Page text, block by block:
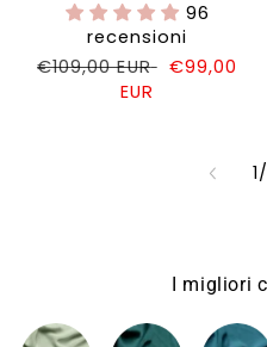
96
recensioni
Prezzo
€109,00 EUR
Prezzo
€99,00
EUR
1/
I migliori